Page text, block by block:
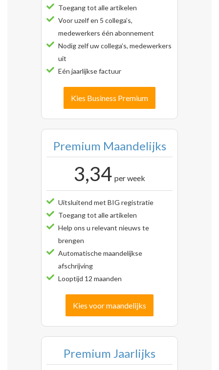
Toegang tot alle artikelen
Voor uzelf en 5 collega’s,
medewerkers één abonnement
Nodig zelf uw collega’s, medewerkers
uit
Eén jaarlijkse factuur
Kies Business Premium
Premium Maandelijks
3,34 per week
Uitsluitend met BIG registratie
Toegang tot alle artikelen
Help ons u relevant nieuws te
brengen
Automatische maandelijkse
afschrijving
Looptijd 12 maanden
Kies voor maandelijks
Premium Jaarlijks